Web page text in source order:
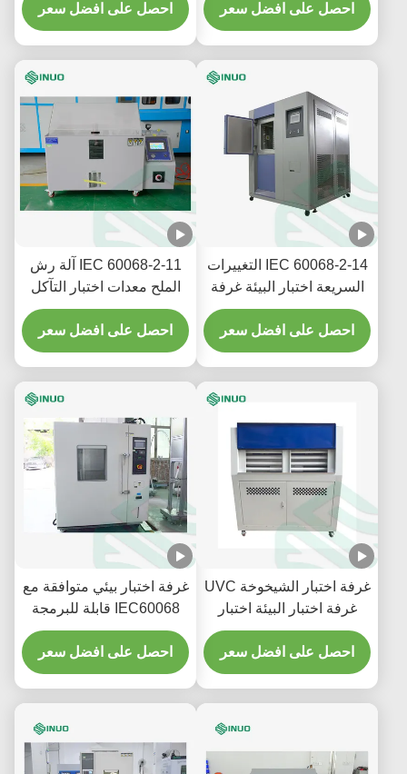
ASTM G154
احصل على افضل سعر
التعرض 6500 سم2 لاختبار
البيئة
احصل على افضل سعر
IEC 60068-2-14 التغييرات
السريعة اختبار البيئة غرفة
اختبار الصدمة الحرارية
احصل على افضل سعر
IEC 60068-2-11 آلة رش
الملح معدات اختبار التآكل
المتسارعة
احصل على افضل سعر
غرفة اختبار الشيخوخة UVC
غرفة اختبار البيئة اختبار
التعرض للأشعة فوق
البنفسجية
احصل على افضل سعر
غرفة اختبار بيئي متوافقة مع
IEC60068 قابلة للبرمجة
بسعة 1000 لتر لاختبار درجة
الحرارة والرطوبة
احصل على افضل سعر